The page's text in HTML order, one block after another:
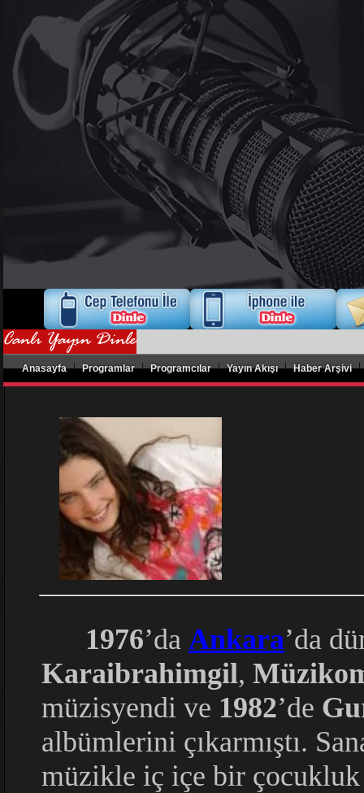
Anasayfa| Programlar| Programcılar| Yayın Akışı| Haber Arşivi|
1976’da Ankara’da
Karaibrahimgil,
müzisyendi ve 1982’de
albümlerini çıkarmıştı.
müzikle iç içe bir çocukluk